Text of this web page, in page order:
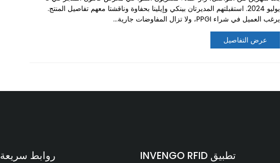
يوليو 2024. استقبلتهم المديرتان بينكي وإيلينا بحفاوة وناقشتا معهم تفاصيل المنتج.
يرغب العميل في شراء PPGI، ولا تزال المفاوضات جارية...
عرض التفاصيل
تطبيق INVENGO RFID روابط سريعة